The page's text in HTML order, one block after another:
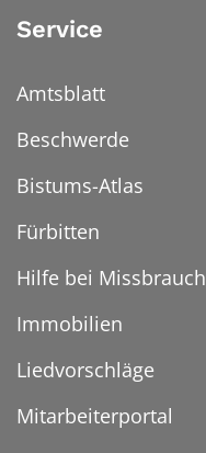
Service
Amtsblatt
Beschwerde
Bistums-Atlas
Fürbitten
Hilfe bei Missbrauch
Immobilien
Liedvorschläge
Mitarbeiterportal